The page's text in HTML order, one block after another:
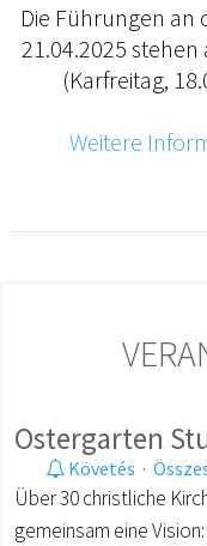
Die Führungen an
21.04.2025
(Karfreitag,
Weitere
Ostergarten
Követés ·
Über 30 christliche
gemeinsam eine